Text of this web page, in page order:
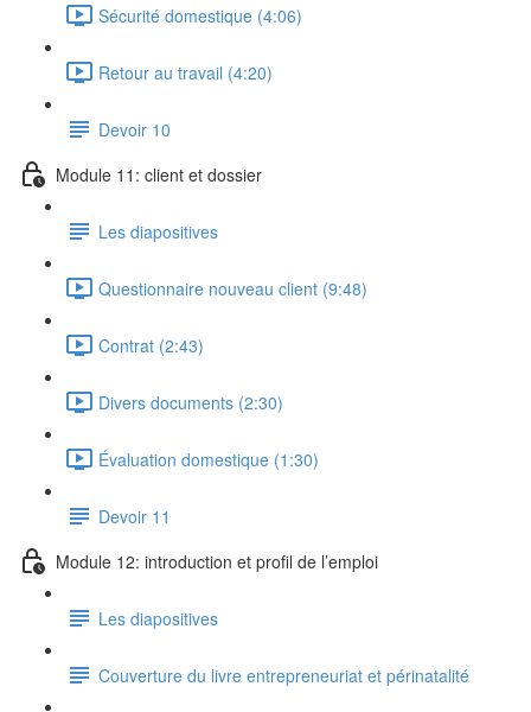
Sécurité domestique (4:06)
Retour au travail (4:20)
Devoir 10
Module 11: client et dossier
Les diapositives
Questionnaire nouveau client (9:48)
Contrat (2:43)
Divers documents (2:30)
Évaluation domestique (1:30)
Devoir 11
Module 12: introduction et profil de l’emploi
Les diapositives
Couverture du livre entrepreneuriat et périnatalité